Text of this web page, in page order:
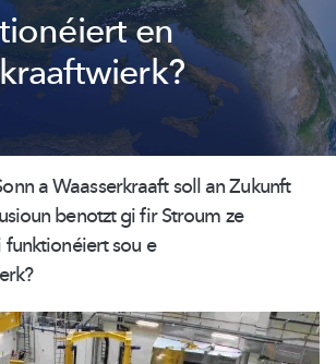
en
a Waasserkraaft soll an Zukunft
benotzt gi fir Stroum ze
funktionéiertsou e